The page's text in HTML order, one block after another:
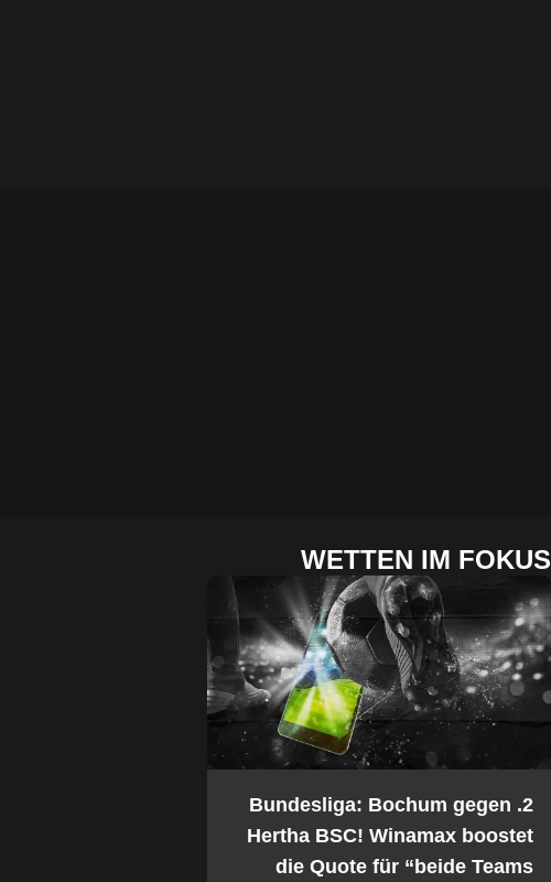
WETTEN IM FOKUS
2. Bundesliga: Bochum gegen
Hertha BSC! Winamax boostet
die Quote für “beide Teams